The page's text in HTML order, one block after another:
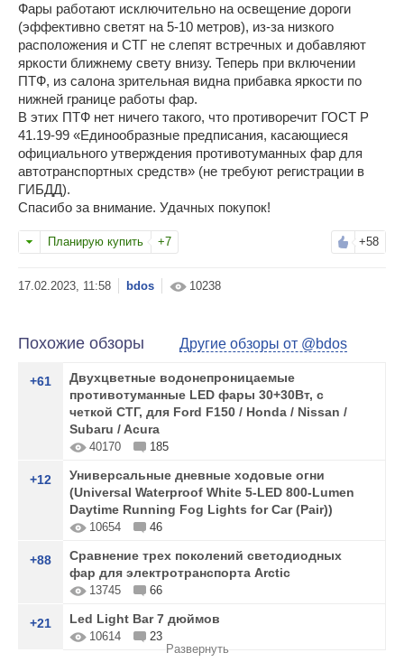
Фары работают исключительно на освещение дороги
(эффективно светят на 5-10 метров), из-за низкого
расположения и СТГ не слепят встречных и добавляют
яркости ближнему свету внизу. Теперь при включении
ПТФ, из салона зрительная видна прибавка яркости по
нижней границе работы фар.
В этих ПТФ нет ничего такого, что противоречит ГОСТ Р
41.19-99 «Единообразные предписания, касающиеся
официального утверждения противотуманных фар для
автотранспортных средств» (не требуют регистрации в
ГИБДД).
Спасибо за внимание. Удачных покупок!
Планирую купить +7 +58
bdos 10238
Похожие обзоры Другие обзоры от @bdos
+61
Двухцветные водонепроницаемые
противотуманные LED фары 30+30Вт, с
четкой СТГ, для Ford F150 / Honda / Nissan /
Subaru / Acura
40170 185
+12
Универсальные дневные ходовые огни
(Universal Waterproof White 5-LED 800-Lumen
Daytime Running Fog Lights for Car (Pair))
10654 46
+88
Сравнение трех поколений светодиодных
фар для электротранспорта Arctic
13745 66
+21 Led Light Bar 7 дюймов
10614
23
Развернуть